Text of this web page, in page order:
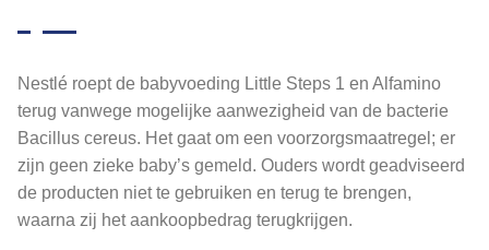
Nestlé roept de babyvoeding Little Steps 1 en Alfamino
terug vanwege mogelijke aanwezigheid van de bacterie
Bacillus cereus. Het gaat om een voorzorgsmaatregel; er
zijn geen zieke baby’s gemeld. Ouders wordt geadviseerd
de producten niet te gebruiken en terug te brengen,
waarna zij het aankoopbedrag terugkrijgen.